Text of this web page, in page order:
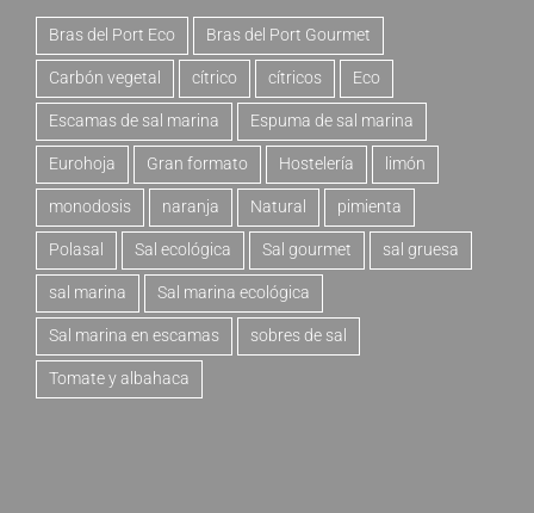
Bras del Port Eco Bras del Port Gourmet
Carbón vegetal cítrico cítricos Eco
Escamas de sal marina Espuma de sal marina
Eurohoja Gran formato Hostelería limón
monodosis naranja Natural pimienta
Polasal Sal ecológica Sal gourmet sal gruesa
sal marina Sal marina ecológica
Sal marina en escamas sobres de sal
Tomate y albahaca